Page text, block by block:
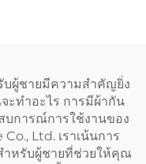
Vest Apron) พร้อม
โลโก้ สำหรับบาริสต้า
และร้านตัดผม
บผู้ชายมีความสำคัญยิ่ง
ะทำอะไร การมีผ้ากัน
บการณ์การใช้งานของ
Ltd. เราเน้นการ
ำหรับผู้ชายที่ช่วยให้คุณ